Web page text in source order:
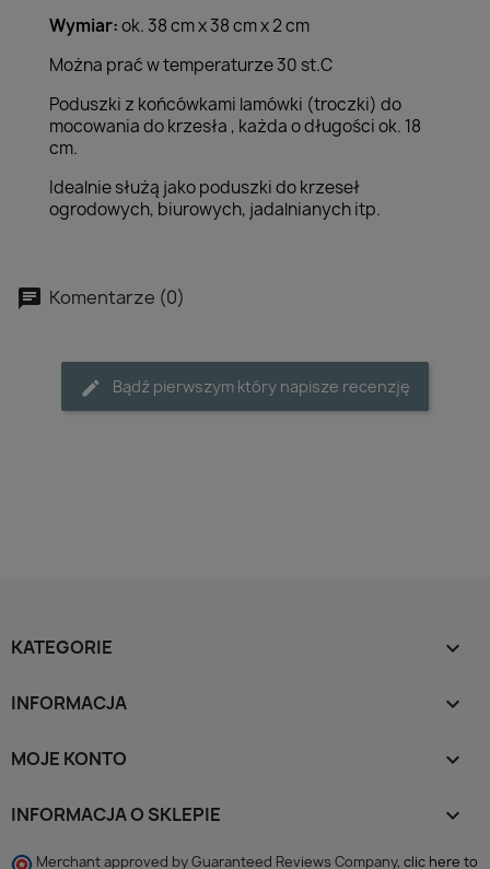
Wymiar:ok. 38 cm x 38 cm x 2 cm
Można prać w temperaturze 30 st.C
Poduszki z końcówkami lamówki (troczki) do
mocowania do krzesła , każda o długości ok. 18
cm.
Idealnie służą jako poduszki do krzeseł
ogrodowych, biurowych, jadalnianych itp.
Komentarze (0)
Bądź pierwszym który napisze recenzję
KATEGORIE 
INFORMACJA 
MOJE KONTO 
INFORMACJA O SKLEPIE keyboard_arrow_down
Merchant approved by Guaranteed Reviews Company, clic here to